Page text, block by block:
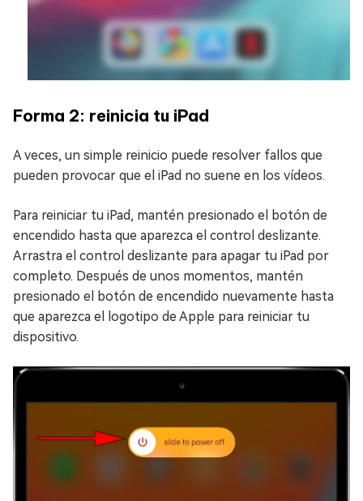
Forma 2: reinicia tu iPad
A veces, un simple reinicio puede resolver fallos que
pueden provocar que el iPad no suene en los vídeos.
Para reiniciar tu iPad, mantén presionado el botón de
encendido hasta que aparezca el control deslizante.
Arrastra el control deslizante para apagar tu iPad por
completo. Después de unos momentos, mantén
presionado el botón de encendido nuevamente hasta
que aparezca el logotipo de Apple para reiniciar tu
dispositivo.